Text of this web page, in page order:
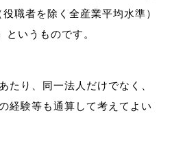
職者を除く全産業平均水準）
たり、同一法人だけでなく、
経験等も通算して考えてよい